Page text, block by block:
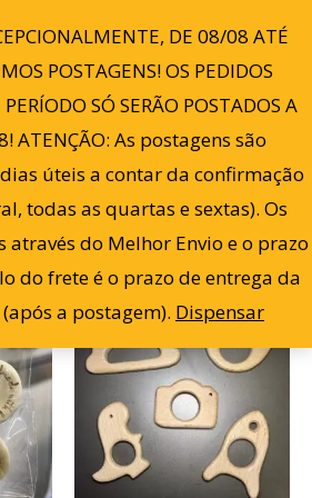
DE 08/08 ATÉ
POSTAGENS! OS PEDIDOS
SÓ SERÃO POSTADOS A
ATENÇÃO: As postagens são
úteis a contar da confirmação
todas as quartas e sextas). Os
através do Melhor Envio e o prazo
do frete é o prazo de entrega da
a postagem). Dispensar
0
Mostrando todos os 4 resultados